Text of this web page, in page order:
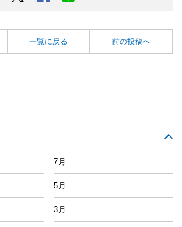
一覧に戻る 前の投稿へ
7月
5月
3月